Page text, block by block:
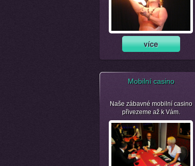
Mobilní casino
Naše zábavné mobilní casino
přivezeme až k Vám.